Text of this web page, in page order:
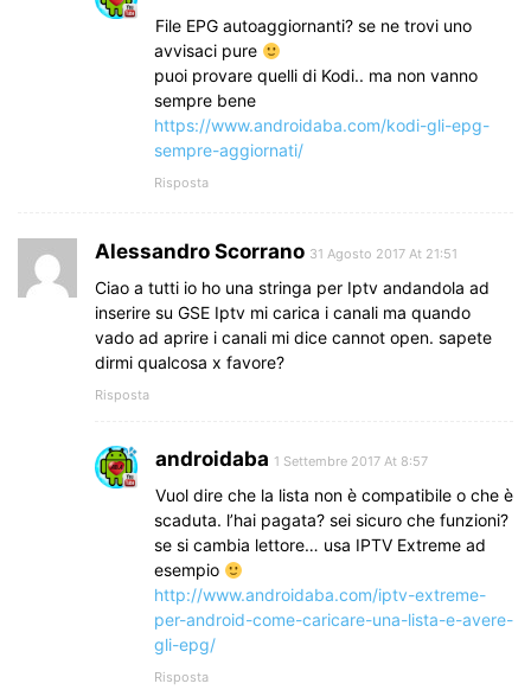
File EPG autoaggiornanti? se ne trovi uno
avvisaci pure
puoi provare quelli di Kodi.. ma non vanno
sempre bene
https://www.androidaba.com/kodi-gli-epg-
sempre-aggiornati/
Risposta
Alessandro Scorrano 31 Agosto 2017 At 21:51
Ciao a tutti io ho una stringa per Iptv andandola ad
inserire su GSE Iptv mi carica i canali ma quando
vado ad aprire i canali mi dice cannot open. sapete
dirmi qualcosa x favore?
Risposta
androidaba 1 Settembre 2017 At 8:57
Vuol dire che la lista non è compatibile o che è
scaduta. l’hai pagata? sei sicuro che funzioni?
se si cambia lettore… usa IPTV Extreme ad
esempio
http://www.androidaba.com/iptv-extreme-
per-android-come-caricare-una-lista-e-avere-
gli-epg/
Risposta